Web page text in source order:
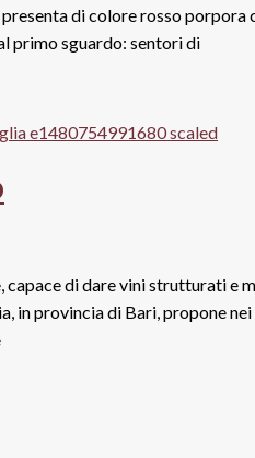
di colore rosso porpora
primo sguardo: sentori di
di dare vini strutturati e
in provincia di Bari, propone